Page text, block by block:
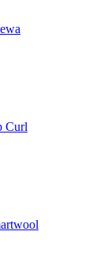
Curl